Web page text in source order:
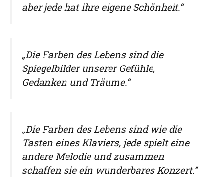
aber jede hat ihre eigene Schönheit.“
„Die Farben des Lebens sind die
Spiegelbilder unserer Gefühle,
Gedanken und Träume.“
„Die Farben des Lebens sind wie die
Tasten eines Klaviers, jede spielt eine
andere Melodie und zusammen
schaffen sie ein wunderbares Konzert.“